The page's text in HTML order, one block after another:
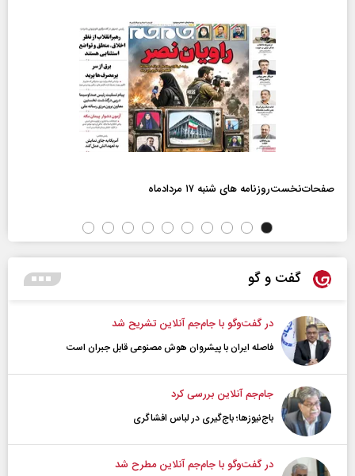
صفحات‌نخست‌روزنامه ها‌ی شنبه ۱۷ مردادماه
گفت و گو
در گفت‌و‌گو با جام‌جم آنلاین تشریح شد
فاصله ایران با پیشرو‌ان هوش مصنوعی قابل جبران است
جام‌جم آنلاین بررسی کرد
باج‌نیوزها؛ باج‌گیری در لباس افشاگری
در گفت‌و‌گو با جام‌جم آنلاین مطرح شد